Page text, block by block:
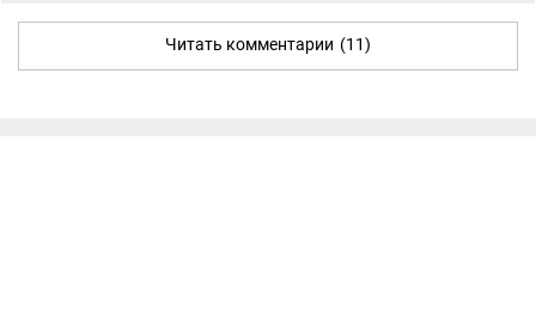
Читать комментарии (11)